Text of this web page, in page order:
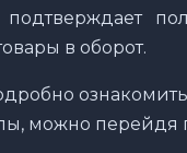
в оборот.
можно перейдя